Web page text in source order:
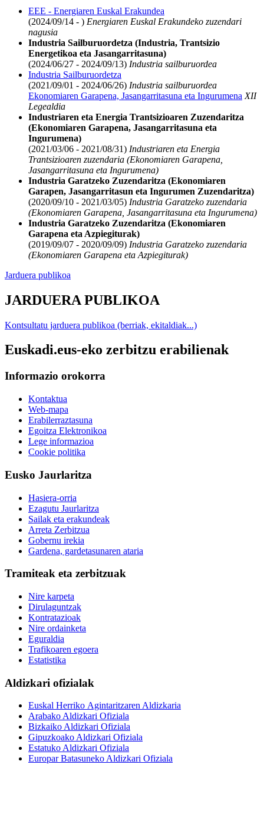
EEE - Energiaren Euskal Erakundea
(2024/09/14 - ) Energiaren Euskal Erakundeko zuzendari
nagusia
Industria Sailburuordetza (Industria, Trantsizio
Energetikoa eta Jasangarritasuna)
(2024/06/27 - 2024/09/13) Industria sailburuordea
Industria Sailburuordetza
(2021/09/01 - 2024/06/26) Industria sailburuordea
Ekonomiaren Garapena, Jasangarritasuna eta Ingurumena XII
Legealdia
Industriaren eta Energia Trantsizioaren Zuzendaritza
(Ekonomiaren Garapena, Jasangarritasuna eta
Ingurumena)
(2021/03/06 - 2021/08/31) Industriaren eta Energia
Trantsizioaren zuzendaria (Ekonomiaren Garapena,
Jasangarritasuna eta Ingurumena)
Industria Garatzeko Zuzendaritza (Ekonomiaren
Garapen, Jasangarritasun eta Ingurumen Zuzendaritza)
(2020/09/10 - 2021/03/05) Industria Garatzeko zuzendaria
(Ekonomiaren Garapena, Jasangarritasuna eta Ingurumena)
Industria Garatzeko Zuzendaritza (Ekonomiaren
Garapena eta Azpiegiturak)
(2019/09/07 - 2020/09/09) Industria Garatzeko zuzendaria
(Ekonomiaren Garapena eta Azpiegiturak)
Jarduera publikoa
JARDUERA PUBLIKOA
Kontsultatu jarduera publikoa (berriak, ekitaldiak...)
Euskadi.eus-eko zerbitzu erabilienak
Informazio orokorra
Kontaktua
Web-mapa
Erabilerraztasuna
Egoitza Elektronikoa
Lege informazioa
Cookie politika
Eusko Jaurlaritza
Hasiera-orria
Ezagutu Jaurlaritza
Sailak eta erakundeak
Arreta Zerbitzua
Gobernu irekia
Gardena, gardetasunaren ataria
Tramiteak eta zerbitzuak
Nire karpeta
Dirulaguntzak
Kontratazioak
Nire ordainketa
Eguraldia
Trafikoaren egoera
Estatistika
Aldizkari ofizialak
Euskal Herriko Agintaritzaren Aldizkaria
Arabako Aldizkari Ofiziala
Bizkaiko Aldizkari Ofiziala
Gipuzkoako Aldizkari Ofiziala
Estatuko Aldizkari Ofiziala
Europar Batasuneko Aldizkari Ofiziala